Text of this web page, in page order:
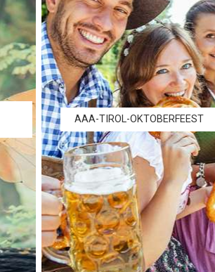
AAA-TIROL-OKTOBERFEEST